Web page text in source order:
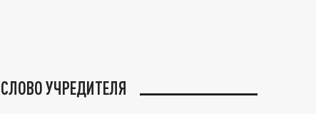
СЛОВО УЧРЕДИТЕЛЯ